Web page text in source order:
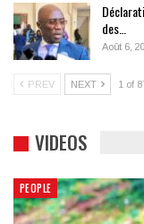
des…
Août 6,
PREV NEXT 1 of
VIDEOS
PEOPLE